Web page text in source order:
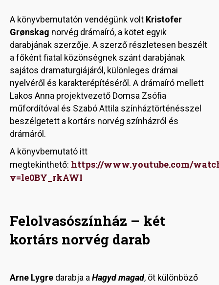
A könyvbemutatón vendégünk volt Kristofer
Grønskag norvég drámaíró, a kötet egyik
darabjának szerzője. A szerző részletesen beszélt
a főként fiatal közönségnek szánt darabjának
sajátos dramaturgiájáról, különleges drámai
nyelvéről és karakterépítéséről. A drámaíró mellett
Lakos Anna projektvezető Domsa Zsófia
műfordítóval és Szabó Attila színháztörténésszel
beszélgetett a kortárs norvég színházról és
drámáról.
A könyvbemutató itt
megtekinthető: https://www.youtube.com/
v=le0BY_rkAWI
Felolvasószínház – két
kortárs norvég darab
Arne Lygre darabja a Hagyd magad, öt különböző